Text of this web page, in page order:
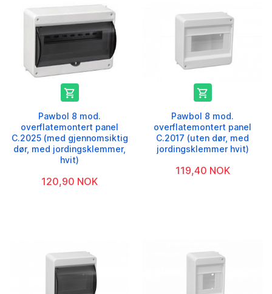

Pawbol 8 mod.
overflatemontert panel
C.2025 (med gjennomsiktig
dør, med jordingsklemmer,
hvit)
120,90 NOK

Pawbol 8 mod.
overflatemontert panel
C.2017 (uten dør, med
jordingsklemmer hvit)
119,40 NOK